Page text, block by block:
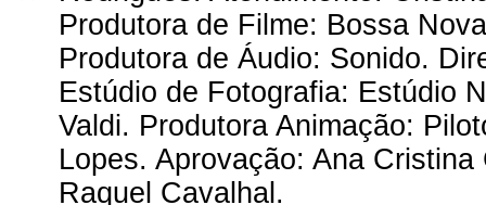
Produtora de Filme: Bossa
Produtora de Áudio: Sonido.
Estúdio de Fotografia: Estúdio
Valdi. Produtora Animação:
Lopes. Aprovação: Ana
Raquel Cavalhal.